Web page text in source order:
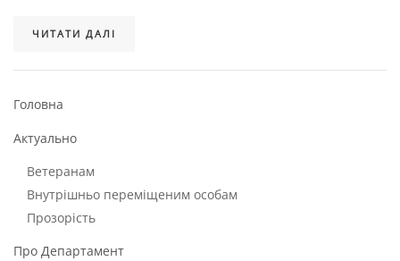
ЧИТАТИ ДАЛІ
Головна
Актуально
Ветеранам
Внутрішньо переміщеним особам
Прозорість
Про Департамент